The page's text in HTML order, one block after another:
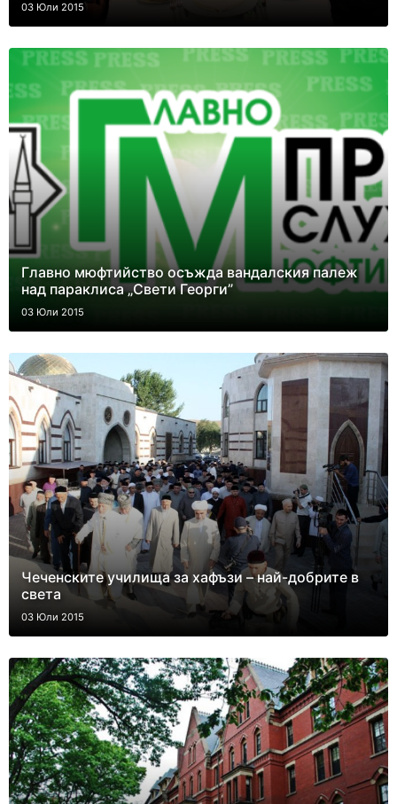
03 Юли 2015
Главно мюфтийство осъжда вандалския палеж
над параклиса „Свети Георги”
03 Юли 2015
Чеченските училища за хафъзи – най-добрите в
света
03 Юли 2015